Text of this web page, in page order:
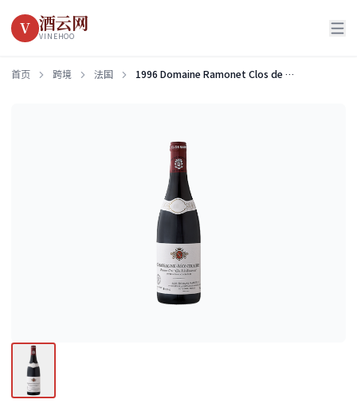
V 酒云网
VINEHOO
首页 跨境 法国 1996 Domaine Ramonet Clos de la Boudriotte Rouge, Chassagne-Montrachet Premier Cru